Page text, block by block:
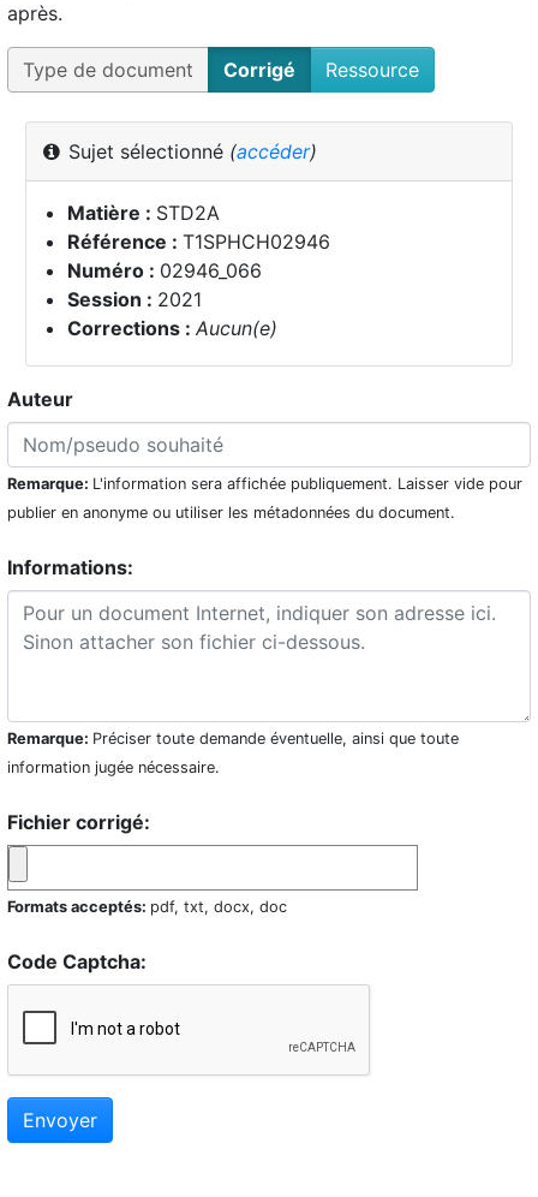
après.
Type de document Corrigé Ressource
Sujet sélectionné (accéder)
Matière : STD2A
Référence : T1SPHCH02946
Numéro : 02946_066
Session : 2021
Corrections : Aucun(e)
Auteur
Remarque: L'information sera affichée publiquement. Laisser vide pour
publier en anonyme ou utiliser les métadonnées du document.
Informations:
Remarque: Préciser toute demande éventuelle, ainsi que toute
information jugée nécessaire.
Fichier corrigé:
Formats acceptés: pdf, txt, docx, doc
Code Captcha:
Envoyer